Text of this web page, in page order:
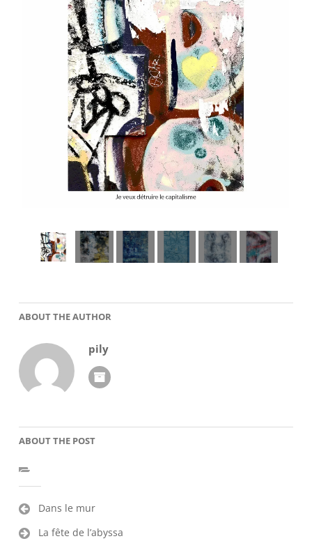
ABOUT THE AUTHOR
pily
ABOUT THE POST
Navigation
l’article
Dans le mur
La fête de l’abyssa